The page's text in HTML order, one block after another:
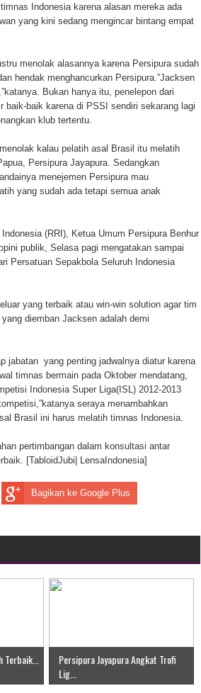
Expansion
Indonesia karena alasan mereka ada
yang kini sedang mengincar bintang empat
menolak alasannya karena Persipura sudah
hendak menghancurkan Persipura.”Jacksen
Bukan hanya itu, penelepon dari
baik-baik karena di PSSI sendiri sekarang lagi
klub tertentu.
kalau pelatih asal Brasil itu melatih
Persipura Jayapura. Sedangkan
menejemen Persipura mau
yang sudah ada tetapi semua anak
(RRI), Ketua Umum Persipura Benhur
publik, Selasa pagi mengatakan sampai
Persatuan Sepakbola Seluruh Indonesia
yang terbaik atau win-win solution agar tim
diemban Jacksen adalah demi
jabatan yang penting jadwalnya diatur karena
timnas bermain pada Oktober mendatang,
Indonesia Super Liga(ISL) 2012-2013
seraya menambahkan
Brasil ini harus melatih timnas Indonesia.
pertimbangan dalam konsultasi antar
[TabloidJubi| LensaIndonesia]
Bagikan ke Google Plus
Persipura Jayapura Angkat Trofi
Lig...